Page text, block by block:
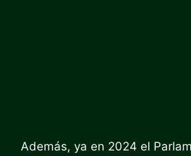
Además, ya en 2024 el